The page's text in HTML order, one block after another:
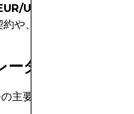
USD、GBP/USD、
や、その他の先物契約
ダーの種類
主要なグループに分類し